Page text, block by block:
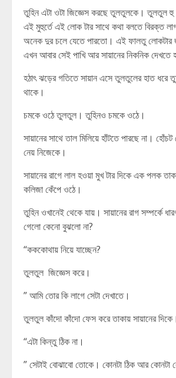
তুহিন এটা ওটা জিজ্ঞেস করছে তুলতুলকে। তুলতুল হু
এই মুহুর্তে এই লোক টার সাথে কথা বলতে বিরক্ত
অনেক দুর চলে যেতে পারতো। এই ফালতু
এখন আবার সেই পাখি আর সায়ানের নিকনিক দেখতে
হঠাৎ ঝড়ের গতিতে সায়ান এসে তুলতুলের হাত ধরে
থাকে।
চমকে ওঠে তুলতুল। তুহিনও চমকে ওঠে।
সায়ানের সাথে তাল মিলিয়ে হাঁটতে পারছে না।
নেয় নিজেকে।
সায়ানের রাগে লাল হওয়া মুখ টার দিকে এক পলক
কলিজা কেঁপে ওঠে।
তুহিন ওখানেই থেকে যায়। সায়ানের রাগ সম্পর্কে
গেলো কেনো বুঝলো না?
“কককোথায় নিয়ে যাচ্ছেন?
তুলতুল জিজ্ঞেস করে।
” আমি তোর কি লাগে সেটা দেখাতে।
তুলতুল কাঁদো কাঁদো ফেস করে তাকায় সায়ানের দিকে।
“এটা কিন্তু ঠিক না।
” সেটাই বোঝাবো তোকে। কোনটা ঠিক আর কোনটা